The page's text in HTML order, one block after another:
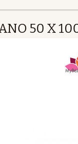
50 X